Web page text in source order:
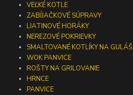
VEĽKÉ KOTLE
ZABÍJAČKOVÉ SÚPRAVY
LIATINOVÉ HORÁKY
NEREZOVÉ POKRIEVKY
SMALTOVANÉ KOTLÍKY NA GULÁŠ
WOK PANVICE
ROŠTY NA GRILOVANIE
HRNCE
PANVICE